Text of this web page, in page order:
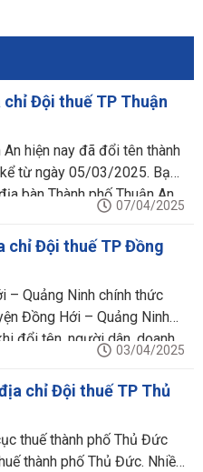
Đội thuế TP Thuận
hiện nay đã đổi tên thành
từ ngày 05/03/2025. Bạn
bàn Thành phố Thuận An
làm thủ tục về thuế thì bạn
07/04/2025
chỉ Đội thuế TP Đồng
– Quảng Ninh chính thức
Đồng Hới – Quảng Ninh
đổi tên, người dân, doanh
huyện Quảng Ninh chưa biết
chỉ Đội […]
03/04/2025
chỉ Đội thuế TP Thủ
thuế thành phố Thủ Đức
thành phố Thủ Đức. Nhiều